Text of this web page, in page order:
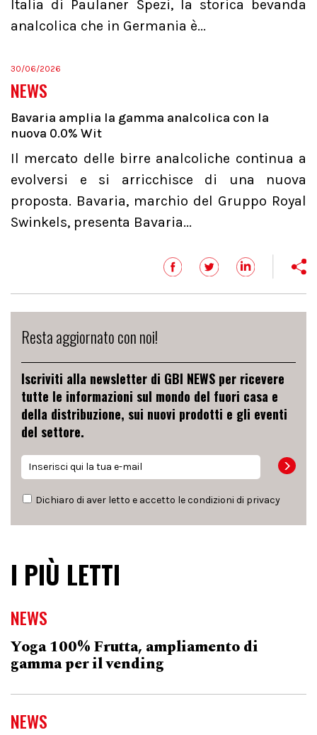
Italia di Paulaner Spezi, la storica bevanda
analcolica che in Germania è...
30/06/2026
NEWS
Bavaria amplia la gamma analcolica con la
nuova 0.0% Wit
Il mercato delle birre analcoliche continua a
evolversi e si arricchisce di una nuova
proposta. Bavaria, marchio del Gruppo Royal
Swinkels, presenta Bavaria...
Resta aggiornato con noi!
Iscriviti alla newsletter di GBI NEWS per ricevere
tutte le informazioni sul mondo del fuori casa e
della distribuzione, sui nuovi prodotti e gli eventi
del settore.
Dichiaro di aver letto e accetto le condizioni di privacy
I PIÙ LETTI
NEWS
Yoga 100% Frutta, ampliamento di
gamma per il vending
NEWS